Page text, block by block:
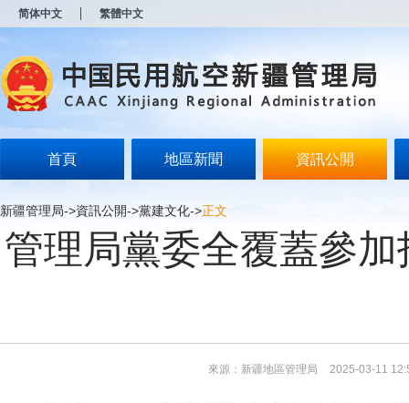
简体中文 繁體中文
首頁 地區新聞 資訊公開
新疆管理局->資訊公開->黨建文化->正文
管理局黨委全覆蓋參
來源：新疆地區管理局 2025-03-11
开
无
障
说
按
Alt
加
波